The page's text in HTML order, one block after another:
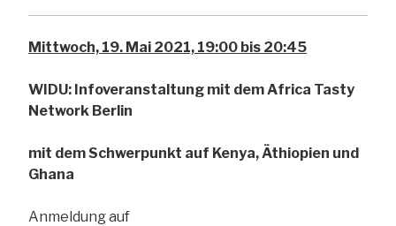
Mittwoch, 19. Mai 2021, 19:00 bis 20:45
WIDU: Infoveranstaltung mit dem Africa Tasty
Network Berlin
mit dem Schwerpunkt auf Kenya, Äthiopien und
Ghana
Anmeldung auf